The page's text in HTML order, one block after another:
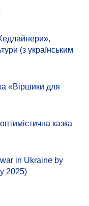
(з українським
«Віршики для
казка
in Ukraine by
2025)